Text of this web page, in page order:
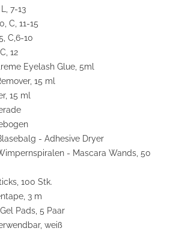
7-13
C, 11-15
C,6-10
12
Eyelash Glue, 5ml
15 ml
15 ml
- Adhesive Dryer
- Mascara Wands, 50
100 Stk.
3 m
Pads, 5 Paar
weiß